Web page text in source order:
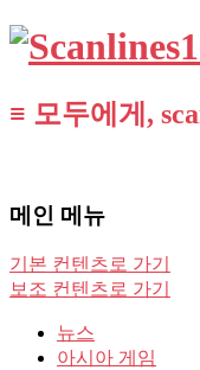
≡ 모두에게,
메인 메뉴
기본 컨텐츠로 가기
보조 컨텐츠로 가기
뉴스
아시아 게임